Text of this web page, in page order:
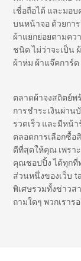
เชื่อถือได้ และมอ
บนหน้าจอ ด้วยกา
ผ้าแยกย่อยตามคว
ชนิด ไม่ว่าจะเป็น
ผ้าห่ม ผ้าแจ๊คการ์ด
ตลาดผ้าจงสถิตย์พ
การชำระเงินผ่าน
รวดเร็ว และมีหน้
ตลอดการเลือกซื้อ
ดีที่สุดให้คุณ เพรา
คุณชอปปิ้ง ได้ทุกที่
ส่วนหนึ่งของเว็บ
พิเศษรวมทั้งข่าวส
ถามใดๆ พวกเราร